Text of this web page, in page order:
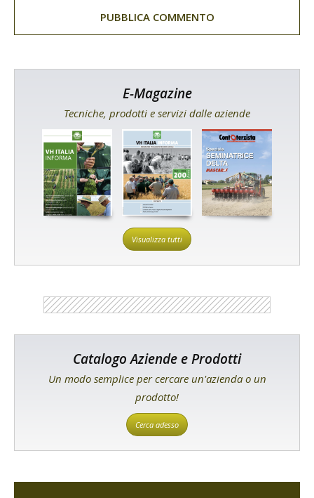
E-Magazine
Tecniche, prodotti e servizi dalle aziende
Visualizza tutti
Catalogo Aziende e Prodotti
Un modo semplice per cercare un'azienda o un
prodotto!
Cerca adesso